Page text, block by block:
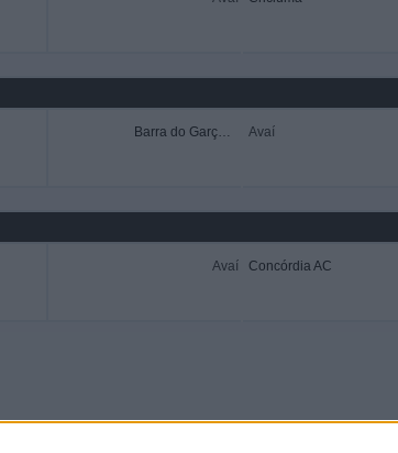
Barra do Garças FC Avaí
Avaí Concórdia AC